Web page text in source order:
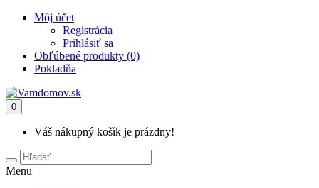
Môj účet
Registrácia
Prihlásiť sa
Obľúbené produkty (0)
Pokladňa
0
Váš nákupný košík je prázdny!
Menu